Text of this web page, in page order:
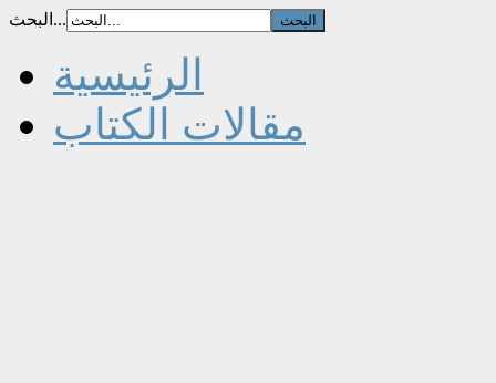
البحث...
الرئيسية
مقالات الكتاب